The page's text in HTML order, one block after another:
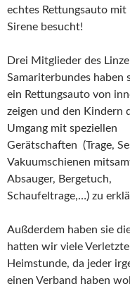
echtes Rettungsauto
Sirene besucht!
Drei Mitglieder des
Samariterbundes haben
ein Rettungsauto von
zeigen und den Kindern
Umgang mit speziellen
Gerätschaften (Trage,
Vakuumschienen
Absauger, Bergetuch,
Schaufeltrage,…) zu
Außderdem haben sie
hatten wir viele
Heimstunde, da jeder
einen Verband haben